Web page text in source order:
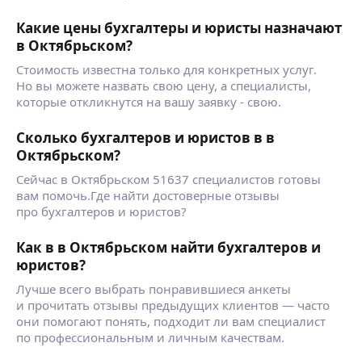
Какие цены бухгалтеры и юристы назначают
в Октябрьском?
Стоимость известна только для конкретных услуг.
Но вы можете назвать свою цену, а специалисты,
которые откликнутся на вашу заявку - свою.
Сколько бухгалтеров и юристов в в
Октябрьском?
Сейчас в Октябрьском 51637 специалистов готовы
вам помочь.Где найти достоверные отзывы
про бухгалтеров и юристов?
Как в в Октябрьском найти бухгалтеров и
юристов?
Лучше всего выбрать понравившиеся анкеты
и прочитать отзывы предыдущих клиентов — часто
они помогают понять, подходит ли вам специалист
по профессиональным и личным качествам.